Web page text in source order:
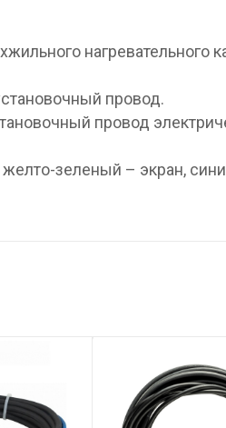
нагревательного
провод.
провод
зеленый – экран,